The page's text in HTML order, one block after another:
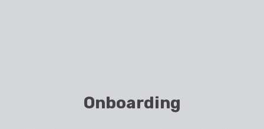
Onboarding